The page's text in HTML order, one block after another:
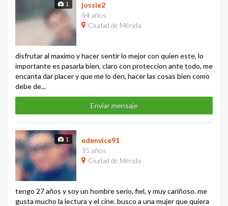
1
jossie2
44 años
Ciudad de Mérida
disfrutar al maximo y hacer sentir lo mejor con quien este, lo
importante es pasarla bien, claro con proteccion ante todo, me
encanta dar placer y que me lo den, hacer las cosas bien como
debe de...
Enviar mensaje
1
edenvice91
35 años
Ciudad de Mérida
tengo 27 años y soy un hombre serio, fiel, y muy cariñoso. me
gusta mucho la lectura y el cine. busco a una mujer que quiera